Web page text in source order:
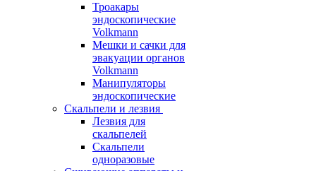
Троакары
эндоскопические
Volkmann
Мешки и сачки для
эвакуации органов
Volkmann
Манипуляторы
эндоскопические
Скальпели и лезвия
Лезвия для
скальпелей
Скальпели
одноразовые